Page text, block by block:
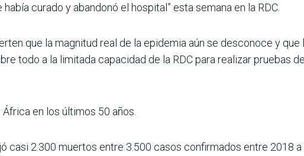
curado y abandonó el hospital” esta semana en la RDC.
que la magnitud real de la epidemia aún se desconoce y que
todo a la limitada capacidad de la RDC para realizar pruebas
en los últimos 50 años.
casi 2.300 muertos entre 3.500 casos confirmados entre 2018 a